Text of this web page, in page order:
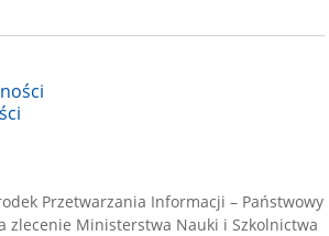
Przetwarzania Informacji – Państwowy
zlecenie Ministerstwa Nauki i Szkolnictwa